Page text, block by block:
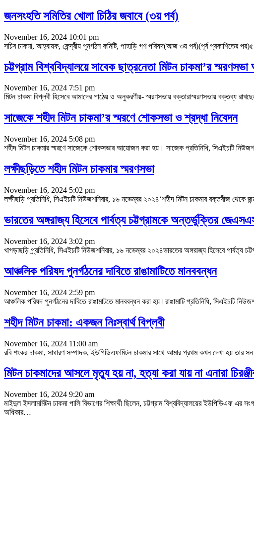
জনসংহতি সমিতির খোলা চিঠির জবাবে (৩য় পর্ব)
November 16, 2024 10:01 pm
সচিব চাকমা, আহ্বায়ক, কেন্দ্রীয় পুনর্গঠন কমিটি, পাহাড়ি গণ পরিষদ(আজ ৩য় পর্ব)(পূর্ব প্রকাশিতের
চট্টগ্রাম বিশ্ববিদ্যালয়ে সাবেক ছাত্রনেতা মিটন চাকমা’র স্মরণসভা
November 16, 2024 7:51 pm
মিটন চাকমা বিপ্লবী হিসেবে আমাদের পাঠেয় ও অনুকরণীয়- স্মরণসভায় বক্তারাস্মরণসভায় বক্তব্য
সাজেকে শহীদ মিটন চাকমা’র স্মরণে শোকসভা ও শ্রদ্ধা নিবেদন
November 16, 2024 5:08 pm
শহীদ মিটন চাকমার স্মরণে সাজেকে শোকসভার আয়োজন করা হয়। সাজেক প্রতিনিধি, সিএইচটি
লক্ষীছড়িতে শহীদ মিটন চাকমার স্মরণসভা
November 16, 2024 5:02 pm
লক্ষীছড়ি প্রতিনিধি, সিএইচটি নিউজশনিবার, ১৬ নভেম্বর ২০২৪‘শহীদ মিটন চাকমার রক্তবীজ থেকে
ভারতের অঙ্গরাজ্য হিসেবে পার্বত্য চট্টগ্রামকে অন্তর্ভুক্তির
November 16, 2024 3:02 pm
খাগড়াছড়ি প্র্রতিনিধি, সিএইচটি নিউজশনিবার, ১৬ নভেম্বর ২০২৪ভারতের অঙ্গরাজ্য হিসেবে
আঞ্চলিক পরিষদ পুনর্গঠনের দাবিতে রাঙামাটিতে মানববন্ধন
November 16, 2024 2:59 pm
আঞ্চলিক পরিষদ পুনর্গঠনের দাবিতে রাঙামাটতে মানববন্ধন করা হয়।রাঙামাটি প্রতিনিধি, সিএইচটি
শহীদ মিটন চাকমা: একজন নিঃস্বার্থ বিপ্লবী
November 16, 2024 11:00 am
রবি শংকর চাকমা, সাধারণ সম্পাদক, ইউপিডিএফমিটন চাকমার সাথে আমার প্রথম কখন দেখা হয়
মিটন চাকমাদের আসলে মৃত্যু হয় না, হত্যা করা যায় না এনারা
November 16, 2024 9:20 am
মাইদুল ইসলামমিটন চাকমা পালি বিভাগের শিক্ষার্থী ছিলেন, চট্টগ্রাম বিশ্ববিদ্যালয়ের
অধিকার…